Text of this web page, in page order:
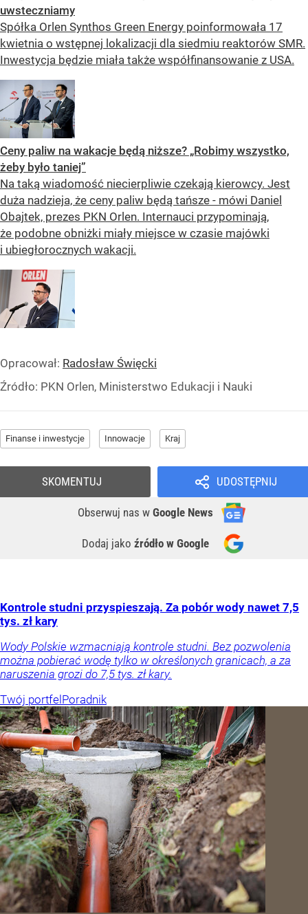
uwsteczniamy
Spółka Orlen Synthos Green Energy poinformowała 17
kwietnia o wstępnej lokalizacji dla siedmiu reaktorów SMR.
Inwestycja będzie miała także współfinansowanie z USA.
Ceny paliw na wakacje będą niższe? „Robimy wszystko,
żeby było taniej”
Na taką wiadomość niecierpliwie czekają kierowcy. Jest
duża nadzieja, że ceny paliw będą tańsze - mówi Daniel
Obajtek, prezes PKN Orlen. Internauci przypominają,
że podobne obniżki miały miejsce w czasie majówki
i ubiegłorocznych wakacji.
Opracował: Radosław Święcki
Źródło: PKN Orlen, Ministerstwo Edukacji i Nauki
Finanse i inwestycje Innowacje Kraj
UDOSTĘPNIJ
Obserwuj nas w Google News
Dodaj jako źródło w Google
SKOMENTUJ
Kontrole studni przyspieszają. Za pobór wody nawet 7,5
tys. zł kary
Wody Polskie wzmacniają kontrole studni. Bez pozwolenia
można pobierać wodę tylko w określonych granicach, a za
naruszenia grozi do 7,5 tys. zł kary.
Twój portfel Poradnik